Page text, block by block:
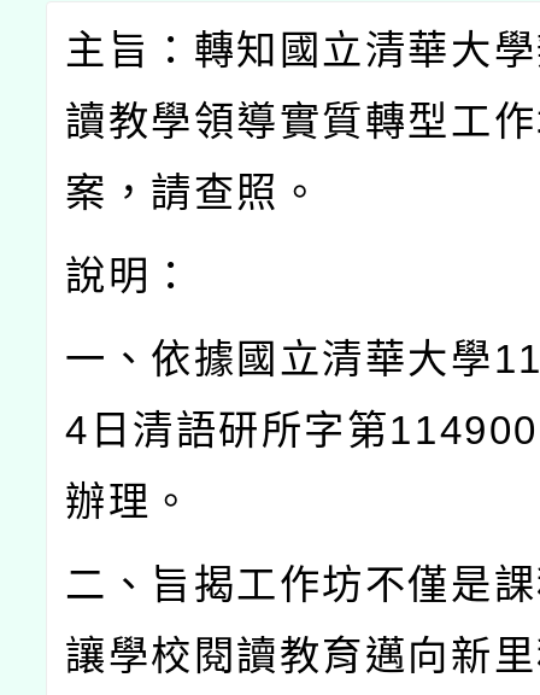
主旨：轉知國立清華大
讀教學領導實質轉型工
案，請查照。
說明：
一、依據國立清華大學
4 日清語研所字第
辦理。
二、旨揭工作坊不僅是
讓學校閱讀教育邁向新